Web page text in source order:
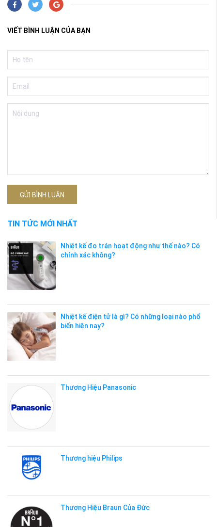
VIẾT BÌNH LUẬN CỦA BẠN
GỬI BÌNH LUẬN
TIN TỨC MỚI NHẤT
Nhiệt kế đo trán hoạt động như thế nào? Có
chính xác không?
Nhiệt kế điện tử là gì? Có những loại nào phổ
biến hiện nay?
Thương Hiệu Panasonic
Thương hiệu Philips
Thương Hiệu Braun Của Đức